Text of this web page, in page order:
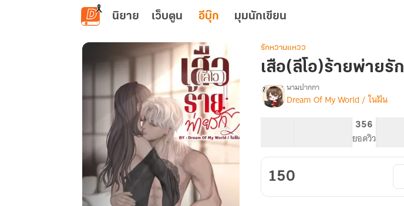
ข้ามไปยังเนื้อหาหลัก
นิยาย เว็บตูน อีบุ๊ก มุมนักเขียน
รักหวานแหวว
เสือ(ลีโอ)ร้ายพ่ายรัก
เรื่อง
เสือ(ลีโอ)ร้าย
นามปากกา
Dream Of My World / ในฝัน
356
ยอดวิว
150